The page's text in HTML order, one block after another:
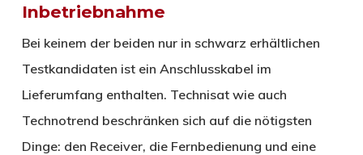
Inbetriebnahme
Bei keinem der beiden nur in schwarz erhältlichen
Testkandidaten ist ein Anschlusskabel im
Lieferumfang enthalten. Technisat wie auch
Technotrend beschränken sich auf die nötigsten
Dinge: den Receiver, die Fernbedienung und eine